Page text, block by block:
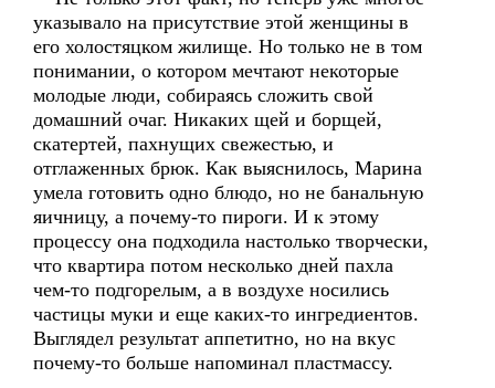
указывало на присутствие этой женщины в
его холостяцком жилище. Но только не в том
понимании, о котором мечтают некоторые
молодые люди, собираясь сложить свой
домашний очаг. Никаких щей и борщей,
скатертей, пахнущих свежестью, и
отглаженных брюк. Как выяснилось, Марина
умела готовить одно блюдо, но не банальную
яичницу, а почему-то пироги. И к этому
процессу она подходила настолько творчески,
что квартира потом несколько дней пахла
чем-то подгорелым, а в воздухе носились
частицы муки и еще каких-то ингредиентов.
Выглядел результат аппетитно, но на вкус
почему-то больше напоминал пластмассу.